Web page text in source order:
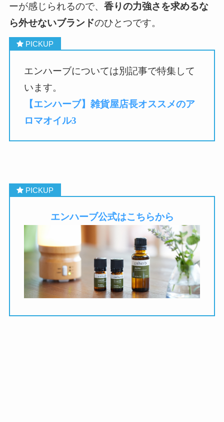
ーが感じられるので、 香りの力強さを求めるな
ら外せないブランドのひとつです。
エンハーブについては別記事で特集して
います。
【エンハーブ】雑貨屋店長オススメのア
ロマオイル3
エンハーブ公式はこちらから